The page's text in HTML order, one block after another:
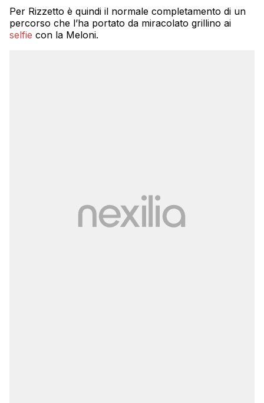
Per Rizzetto è quindi il normale completamento di un
percorso che l’ha portato da miracolato grillino ai
selfie con la Meloni.